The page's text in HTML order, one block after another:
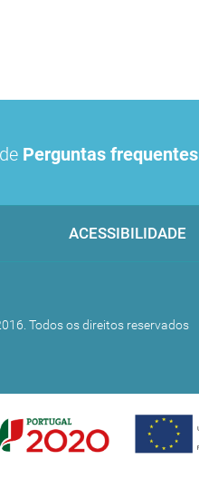
Perguntas frequentes
ACESSIBILIDADE
Todos os direitos reservados